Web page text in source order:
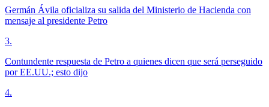
Germán Ávila oficializa su salida del Ministerio de Hacienda con
mensaje al presidente Petro
3.
Contundente respuesta de Petro a quienes dicen que será perseguido
por EE.UU.; esto dijo
4.